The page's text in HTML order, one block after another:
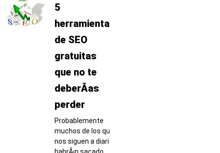
5
herramientas
de SEO
gratuitas
que no te
deberÃ­as
perder
Probablemente
muchos de los que
nos siguen a diario
habrÃ¡n sacado